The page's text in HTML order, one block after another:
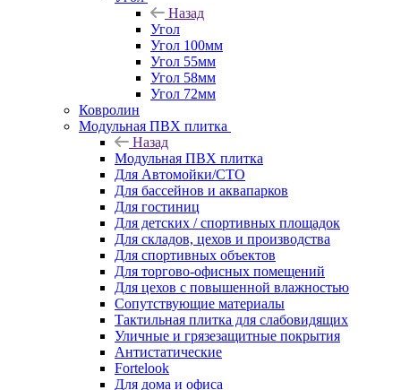
Назад
Угол
Угол 100мм
Угол 55мм
Угол 58мм
Угол 72мм
Ковролин
Модульная ПВХ плитка
Назад
Модульная ПВХ плитка
Для Автомойки/СТО
Для бассейнов и аквапарков
Для гостиниц
Для детских / спортивных площадок
Для складов, цехов и производства
Для спортивных объектов
Для торгово-офисных помещений
Для цехов с повышенной влажностью
Сопутствующие материалы
Тактильная плитка для слабовидящих
Уличные и грязезащитные покрытия
Антистатические
Fortelook
Для дома и офиса